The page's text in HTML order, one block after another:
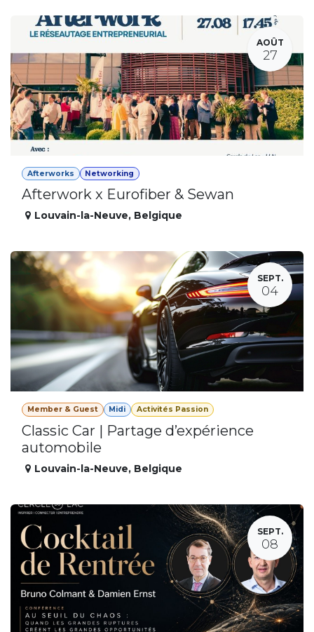
AOÛT
27
Afterworks Networking
Afterwork x Eurofiber & Sewan
Louvain-la-Neuve, Belgique
SEPT.
04
Member & Guest Midi Activités Passion
Classic Car | Partage d’expérience
automobile
Louvain-la-Neuve, Belgique
SEPT.
08